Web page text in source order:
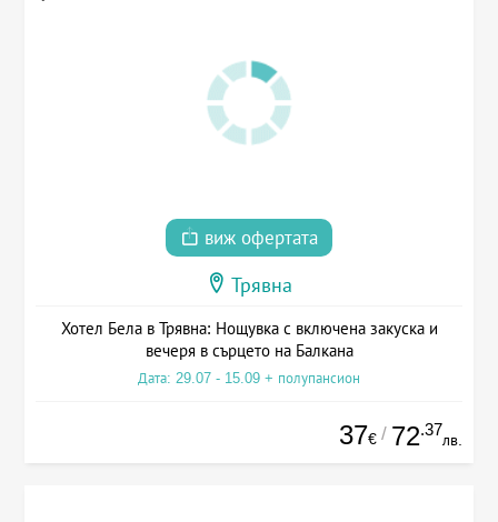
виж офертата
Трявна
Хотел Бела в Трявна: Нощувка с включена закуска и
вечеря в сърцето на Балкана
Дата: 29.07 - 15.09 + полупансион
37€ / 72.37
лв.